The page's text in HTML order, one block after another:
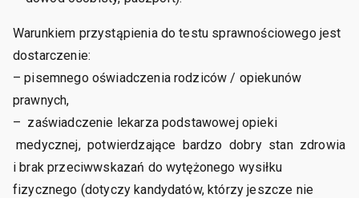
Warunkiem przystąpienia do testu sprawnościowego jest
dostarczenie:
– pisemnego oświadczenia rodziców / opiekunów
prawnych,
– zaświadczenie lekarza podstawowej opieki
medycznej, potwierdzające bardzo dobry stan zdrowia
i brak przeciwwskazań do wytężonego wysiłku
fizycznego (dotyczy kandydatów, którzy jeszcze nie